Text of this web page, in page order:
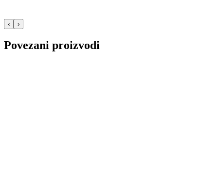
‹ ›
Povezani proizvodi